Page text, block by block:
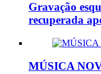
Gravação
recuperada
MÚSICA